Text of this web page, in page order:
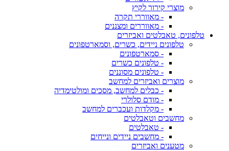
מוצרי קירור לקיץ
- מאווררי תקרה
- מאווררים ומצננים
טלפונים, טאבלטים ואביזרים
טלפונים ניידים, כשרים, וסמארטפונים
- סמארטפונים
- טלפונים כשרים
- טלפונים מסוננים
מוצרים ואביזרים למחשב
- כבלים למחשב, מסכים ומולטימדיה
- מודם סלולרי
- מקלדות ועכברים למחשב
מחשבים וטאבלטים
- טאבלטים
- מחשבים ניידים ונייחים
מטענים ואביזרים